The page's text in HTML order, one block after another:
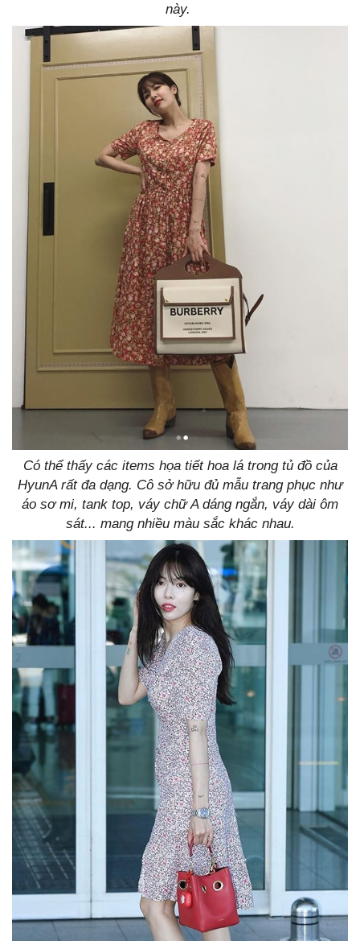
này.
Có thể thấy các items họa tiết hoa lá trong tủ đồ của
HyunA rất đa dạng. Cô sở hữu đủ mẫu trang phục như
áo sơ mi, tank top, váy chữ A dáng ngắn, váy dài ôm
sát... mang nhiều màu sắc khác nhau.